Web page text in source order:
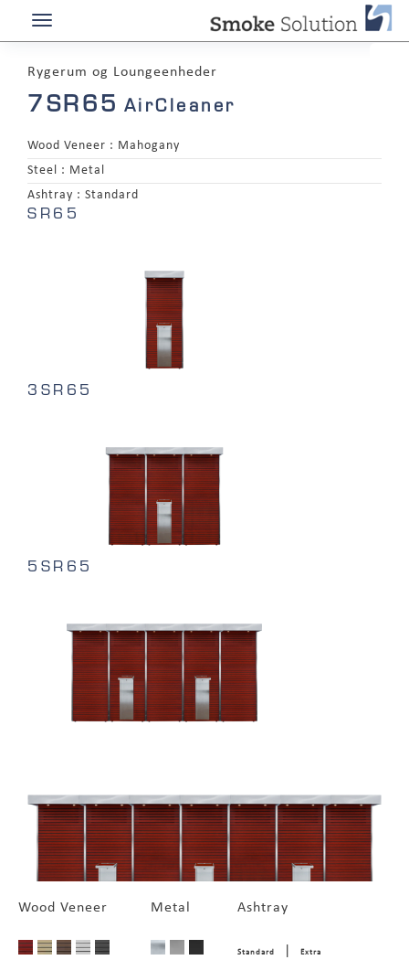
Rygerum og Loungeenheder
7SR65 AirCleaner
Wood Veneer : Mahogany
Steel : Metal
Ashtray : Standard
SR65
3SR65
5SR65
Wood Veneer Metal Ashtray
Standard |Extra